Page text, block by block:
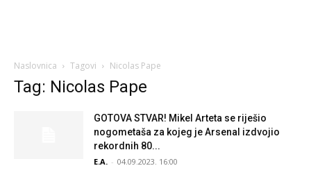
Naslovnica Tagovi Nicolas Pape
Tag: Nicolas Pape
GOTOVA STVAR! Mikel Arteta se riješio
nogometaša za kojeg je Arsenal izdvojio
rekordnih 80...
E.A. - 04.09.2023. 16:00